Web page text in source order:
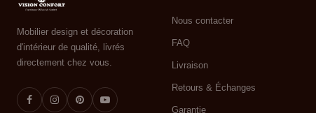
Mobilier design et décoration
d'intérieur de qualité, livrés
directement chez vous.
Nous contacter
FAQ
Livraison
Retours & Échanges
Garantie